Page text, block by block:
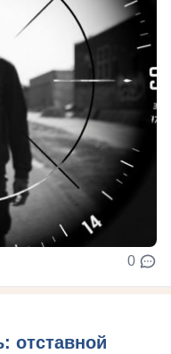
0
отставной